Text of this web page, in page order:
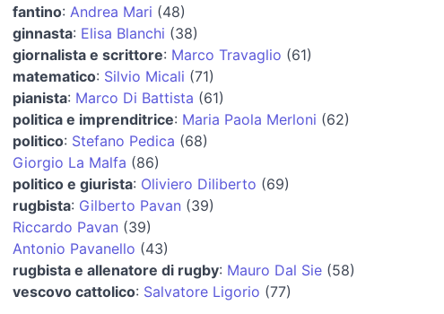
fantino: Andrea Mari (48)
ginnasta: Elisa Blanchi (38)
giornalista e scrittore: Marco Travaglio (61)
matematico: Silvio Micali (71)
pianista: Marco Di Battista (61)
politica e imprenditrice: Maria Paola Merloni (62)
politico: Stefano Pedica (68)
Giorgio La Malfa (86)
politico e giurista: Oliviero Diliberto (69)
rugbista: Gilberto Pavan (39)
Riccardo Pavan (39)
Antonio Pavanello (43)
rugbista e allenatore di rugby: Mauro Dal Sie(58)
vescovo cattolico: Salvatore Ligorio (77)